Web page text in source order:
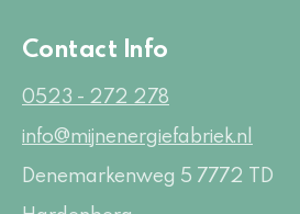
Contact Info
0523 - 272 278
info@mijnenergiefabriek.nl
Denemarkenweg 5 7772 TD